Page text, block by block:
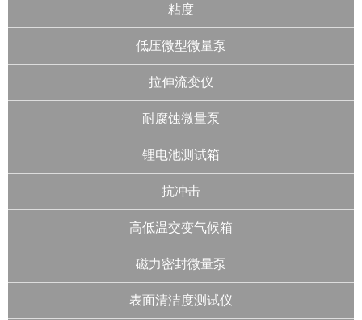
粘度
低压微型微量泵
拉伸流变仪
耐腐蚀微量泵
锂电池测试箱
抗冲击
高低温交变气候箱
磁力密封微量泵
表面清洁度测试仪